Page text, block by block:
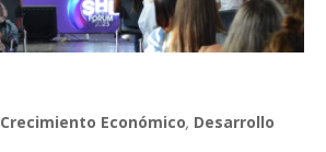
Crecimiento Económico, Desarrollo